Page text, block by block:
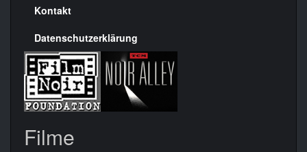
Kontakt
Datenschutzerklärung
Filme